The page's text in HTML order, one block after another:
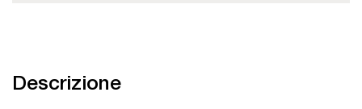
Descrizione